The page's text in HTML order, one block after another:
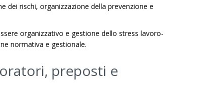
dei rischi, organizzazione della prevenzione e
organizzativo e gestione dello stress lavoro-
normativa e gestionale.
preposti e